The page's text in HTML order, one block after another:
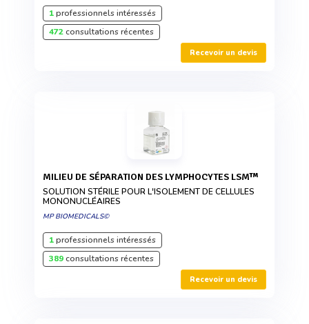
1professionnels intéressés
472consultations récentes
Recevoir un devis
MILIEU DE SÉPARATION DES LYMPHOCYTES LSM™
SOLUTION STÉRILE POUR L'ISOLEMENT DE CELLULES
MONONUCLÉAIRES
MP BIOMEDICALS©
1professionnels intéressés
389consultations récentes
Recevoir un devis